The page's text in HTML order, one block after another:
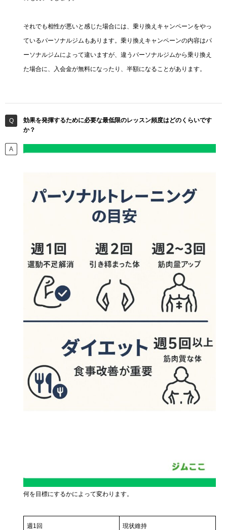
それでも相性が悪いと感じた場合には、乗り換えキャンペーンをやっ
ているパーソナルジムもあります。乗り換えキャンペーンの内容はパ
ーソナルジムによって違いますが、違うパーソナルジムから乗り換え
た場合に、入会金が無料になったり、半額になることがあります。
効果を発揮するために必要な最低限のレッスン頻度はどのくらいです
か？
何を目標にするかによって変わります。
週1回 現状維持